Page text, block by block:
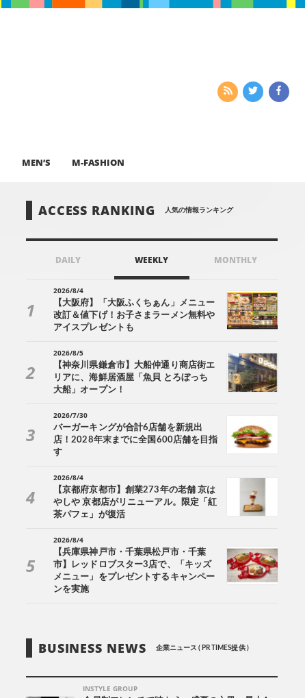
MEN’S M-FASHION
ACCESS RANKING 人気の情報ランキング
DAILY WEEKLY MONTHLY
2026/8/4
【大阪府】「大阪ふくちぁん」メニュー
改訂＆値下げ！お子さまラーメン無料や
アイスプレゼントも
2026/8/5
【神奈川県鎌倉市】大船仲通り商店街エ
リアに、海鮮居酒屋「魚貝 とろぼっち
大船」オープン！
2026/7/30
バーガーキングが合計6店舗を新規出
店！2028年末までに全国600店舗を目指
す
2026/8/4
【京都府京都市】創業273年の老舗 京は
やしや 京都店がリニューアル。限定「紅
茶パフェ」が復活
2026/8/4
【兵庫県神戸市・千葉県松戸市・千葉
市】レッドロブスター3店で、「キッズ
メニュー」をプレゼントするキャンペー
ンを実施
BUSINESS NEWS 企業ニュース ( PR TIMES提供 )
INSTYLE GROUP